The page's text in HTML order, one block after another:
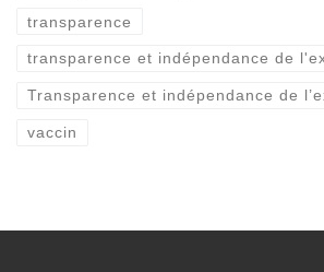
transparence
transparence et indépendance de
Transparence et indépendance de
vaccin